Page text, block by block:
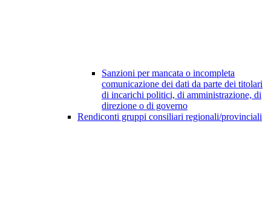
Sanzioni per mancata o incompleta
comunicazione dei dati da parte dei titolari
di incarichi politici, di amministrazione, di
direzione o di governo
Rendiconti gruppi consiliari regionali/provinciali